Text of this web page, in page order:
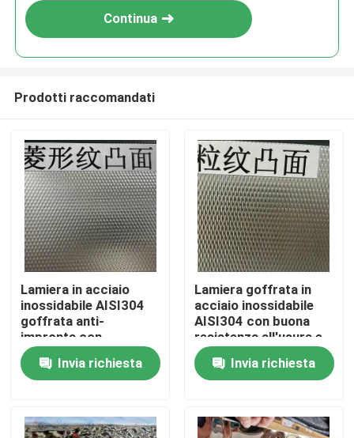
Casa.
Prodotti
Continua
Prodotti raccomandati
Lamiera in acciaio
inossidabile AISI304
goffrata anti-
impronta con
spessore da 0,4 a 3,0
mm per applicazioni
architettoniche
Invia richiesta
Lamiera goffrata in
acciaio inossidabile
AISI304 con buona
resistenza all'usura e
superficie goffrata
per applicazioni
decorative
Invia richiesta